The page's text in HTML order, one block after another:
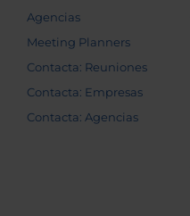
Agencias
Meeting Planners
Contacta: Reuniones
Contacta: Empresas
Contacta: Agencias